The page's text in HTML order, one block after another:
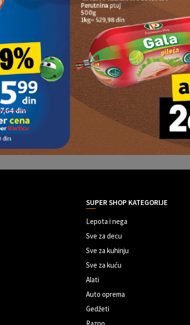
SUPER SHOP KATEGORIJE
Lepota i nega
Sve za decu
Sve za kuhinju
Sve za kuću
Alati
Auto oprema
Gedžeti